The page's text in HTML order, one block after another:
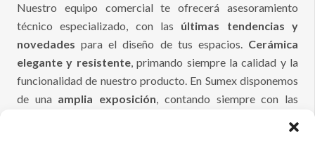
Nuestro equipo comercial te ofrecerá asesoramiento
técnico especializado, con las últimas tendencias y
novedades para el diseño de tus espacios. Cerámica
elegante y resistente, primando siempre la calidad y la
funcionalidad de nuestro producto. En Sumex disponemos
de una amplia exposición, contando siempre con las